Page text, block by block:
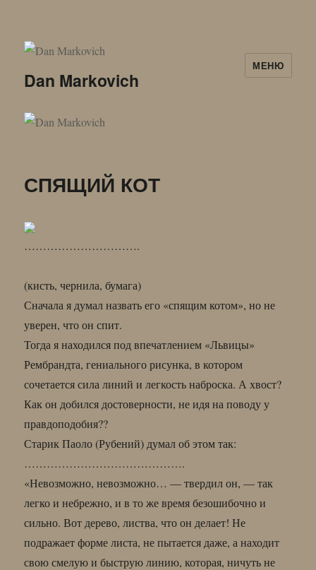
Dan Markovich
МЕНЮ
СПЯЩИЙ КОТ
………………………….
(кисть, чернила, бумага)
Сначала я думал назвать его «спящим котом», но не
уверен, что он спит.
Тогда я находился под впечатлением «Львицы»
Рембрандта, гениального рисунка, в котором
сочетается сила линий и легкость наброска. А хвост?
Как он добился достоверности, не идя на поводу у
правдоподобия??
Старик Паоло (Рубений) думал об этом так:
…………………………………….
«Невозможно, невозможно… — твердил он, — так
легко и небрежно, и в то же время безошибочно и
сильно. Вот дерево, листва, что он делает! Не
подражает форме листа, не пытается даже, а находит
свою смелую и быструю линию, которая, ничуть не